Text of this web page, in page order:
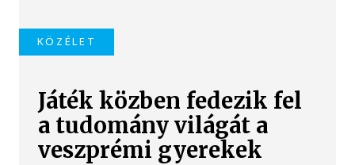
KÖZÉLET
Játék közben fedezik fel
a tudomány világát a
veszprémi gyerekek